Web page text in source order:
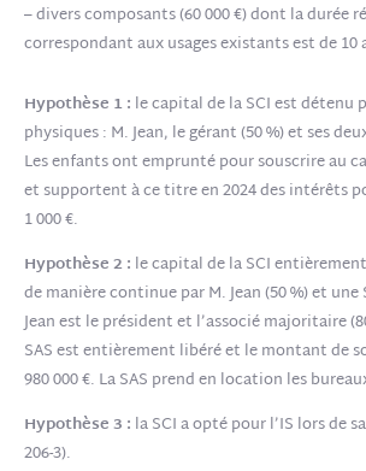
– divers composants (60 000 €) dont la durée
correspondant aux usages existants est de 10
Hypothèse 1 : le capital de la SCI est détenu
physiques : M. Jean, le gérant (50 %) et ses
Les enfants ont emprunté pour souscrire au
et supportent à ce titre en 2024 des intérêts
1 000 €.
Hypothèse 2 : le capital de la SCI
de manière continue par M. Jean (50 %) et une
Jean est le président et l’associé majoritaire
SAS est entièrement libéré et le montant de
980 000 €. La SAS prend en location les
Hypothèse 3 : la SCI a opté pour l’IS lors de
206-3).